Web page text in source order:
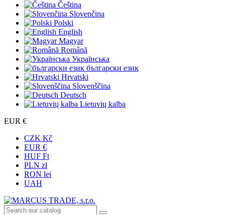
Čeština
Slovenčina
Polski
English
Magyar
Română
Українська
български език
Hrvatski
Slovenščina
Deutsch
Lietuvių kalba
EUR €
CZK Kč
EUR €
HUF Ft
PLN zł
RON lei
UAH